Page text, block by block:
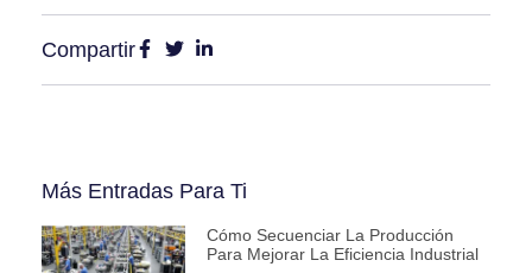
Compartir
Más Entradas Para Ti
Cómo Secuenciar La Producción
Para Mejorar La Eficiencia Industrial